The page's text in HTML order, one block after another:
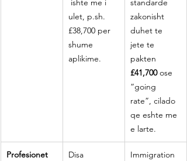
ishte me i
ulet, p.sh.
£38,700 per
shume
aplikime.
standarde
zakonisht
duhet te
jete te
pakten
£41,700 ose
“going
rate”, cilado
qe eshte me
e larte.
Profesionet
Disa
Immigration